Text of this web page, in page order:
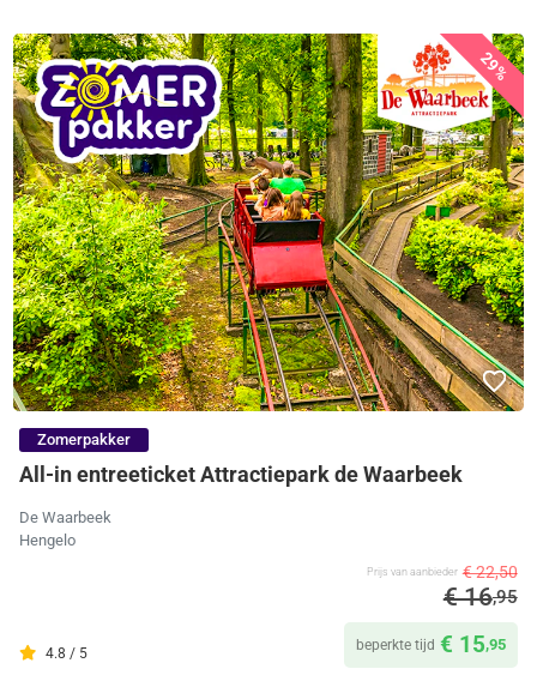
29%
Zomerpakker
All-in entreeticket Attractiepark de Waarbeek
De Waarbeek
Hengelo
4.8 / 5
Prijs van aanbieder € 22,50
€ 16,95
beperkte tijd € 15,95